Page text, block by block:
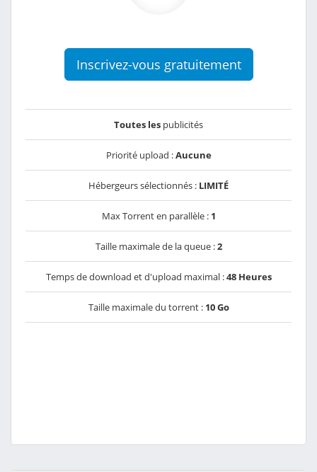
Inscrivez-vous gratuitement
Toutes les publicités
Priorité upload :Aucune
Hébergeurs sélectionnés : LIMITÉ
Max Torrent en parallèle : 1
Taille maximale de la queue :2
Temps de download et d'upload maximal :48 Heures
Taille maximale du torrent : 10 Go